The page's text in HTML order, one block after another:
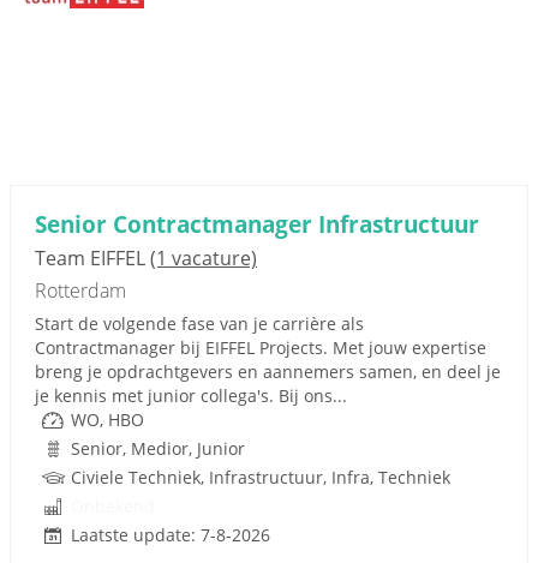
Senior Contractmanager Infrastructuur
Team EIFFEL(1 vacature)
Rotterdam
Start de volgende fase van je carrière als
Contractmanager bij EIFFEL Projects. Met jouw expertise
breng je opdrachtgevers en aannemers samen, en deel je
je kennis met junior collega's. Bij ons...
WO, HBO
Senior, Medior, Junior
Civiele Techniek, Infrastructuur, Infra, Techniek
Laatste update: 7-8-2026